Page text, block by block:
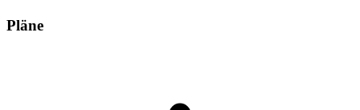
Pläne